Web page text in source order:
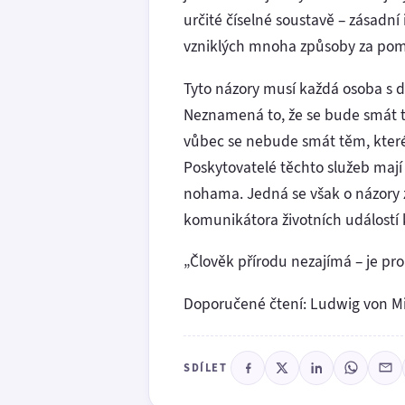
určité číselné soustavě –
vzniklých mnoha způsoby za
Tyto názory musí každá osoba
Neznamená to, že se bude
vůbec se nebude smát těm,
Poskytovatelé těchto služeb
nohama. Jedná se však o
komunikátora životních událostí
„Člověk přírodu nezajímá – je
Doporučené čtení: Ludwig von
SDÍLET